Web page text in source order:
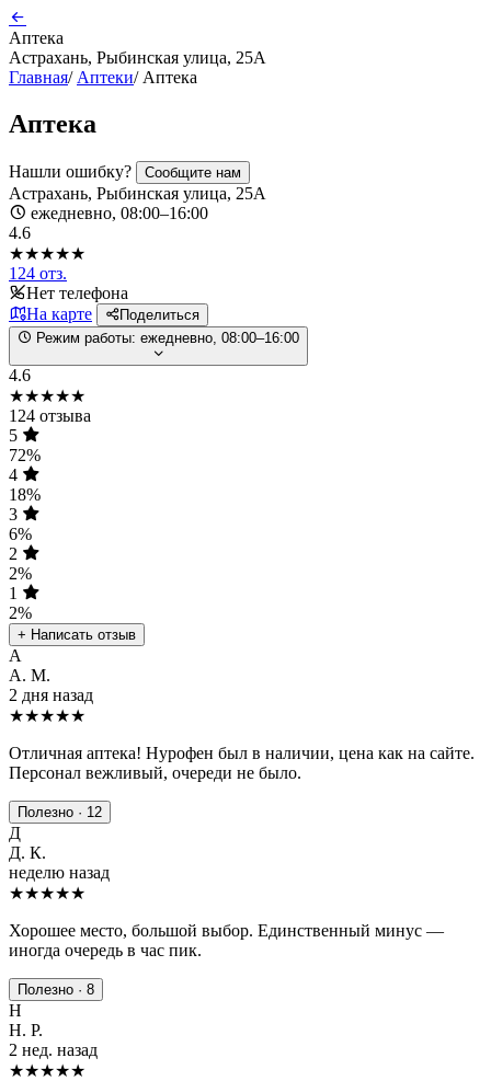
Аптека
Астрахань, Рыбинская улица, 25А
Главная/ Аптеки/ Аптека
Аптека
Нашли ошибку? Сообщите нам
Астрахань, Рыбинская улица, 25А
ежедневно, 08:00–16:00
4.6
★★★★★
124 отз.
Нет телефона
На карте
Поделиться
Режим работы: ежедневно, 08:00–16:00
4.6
★★★★★
124 отзыва
5
72%
4
18%
3
6%
2
2%
1
2%
+ Написать отзыв
А
А. М.
2 дня назад
★★★★★
Отличная аптека! Нурофен был в наличии, цена как на сайте.
Персонал вежливый, очереди не было.
Полезно · 12
Д
Д. К.
неделю назад
★★★★★
Хорошее место, большой выбор. Единственный минус —
иногда очередь в час пик.
Полезно · 8
Н
Н. Р.
2 нед. назад
★★★★★